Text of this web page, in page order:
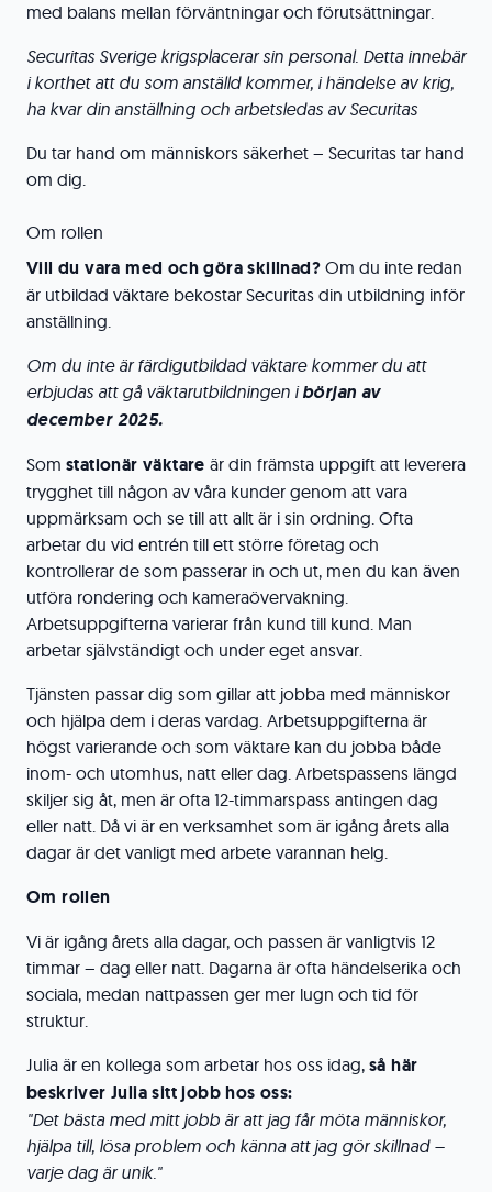
med balans mellan förväntningar och förutsättningar.
Securitas Sverige krigsplacerar sin personal. Detta innebär
i korthet att du som anställd kommer, i händelse av krig,
ha kvar din anställning och arbetsledas av Securitas
Du tar hand om människors säkerhet – Securitas tar hand
om dig.
Om rollen
Vill du vara med och göra skillnad? Om du inte redan
är utbildad väktare bekostar Securitas din utbildning inför
anställning.
Om du inte är färdigutbildad väktare kommer du att
erbjudas att gå väktarutbildningen ibörjan av
december 2025.
Som stationär väktare är din främsta uppgift att leverera
trygghet till någon av våra kunder genom att vara
uppmärksam och se till att allt är i sin ordning. Ofta
arbetar du vid entrén till ett större företag och
kontrollerar de som passerar in och ut, men du kan även
utföra rondering och kameraövervakning.
Arbetsuppgifterna varierar från kund till kund. Man
arbetar självständigt och under eget ansvar.
Tjänsten passar dig som gillar att jobba med människor
och hjälpa dem i deras vardag. Arbetsuppgifterna är
högst varierande och som väktare kan du jobba både
inom- och utomhus, natt eller dag. Arbetspassens längd
skiljer sig åt, men är ofta 12-timmarspass antingen dag
eller natt. Då vi är en verksamhet som är igång årets alla
dagar är det vanligt med arbete varannan helg.
Om rollen
Vi är igång årets alla dagar, och passen är vanligtvis 12
timmar – dag eller natt. Dagarna är ofta händelserika och
sociala, medan nattpassen ger mer lugn och tid för
struktur.
Julia är en kollega som arbetar hos oss idag, så här
beskriver Julia sitt jobb hos oss:
"Det bästa med mitt jobb är att jag får möta människor,
hjälpa till, lösa problem och känna att jag gör skillnad –
varje dag är unik."